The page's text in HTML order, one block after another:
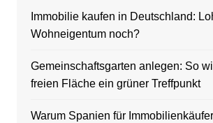
Immobilie kaufen in Deutschland:
Wohneigentum noch?
Gemeinschaftsgarten anlegen: So
freien Fläche ein grüner Treffpunkt
Warum Spanien für